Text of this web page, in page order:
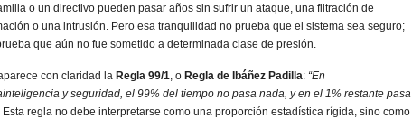
o un directivo pueden pasar años sin sufrir un ataque, una filtración de
o una intrusión. Pero esa tranquilidad no prueba que el sistema sea seguro;
que aún no fue sometido a determinada clase de presión.
con claridad la Regla 99/1, o Regla de Ibáñez Padilla: “En
y seguridad, el 99% del tiempo no pasa nada, y en el 1% restante pasa
Esta regla no debe interpretarse como una proporción estadística rígida, sino como